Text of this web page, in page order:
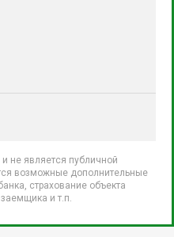
не является публичной
возможные дополнительные
страхование объекта
и т.п.